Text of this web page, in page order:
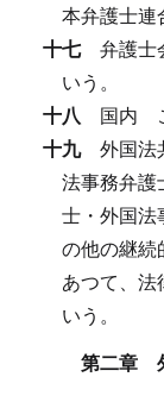
本弁護士連
十七 弁護士
いう。
十八 国内
十九 外国法
法事務弁護
士・外国法
の他の継続
あつて、
いう。
第二章